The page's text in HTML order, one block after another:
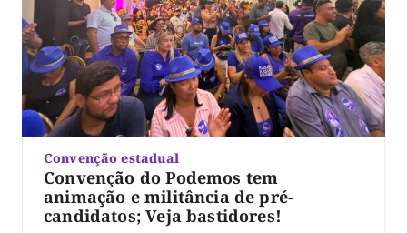
Convenção estadual
Convenção do Podemos tem
animação e militância de pré-
candidatos; Veja bastidores!